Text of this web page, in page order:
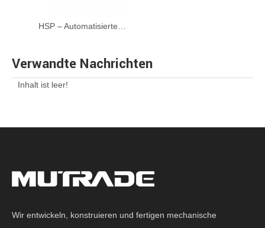
Verwandte Nachrichten
Inhalt ist leer!
Wir entwickeln, konstruieren und fertigen mechanische